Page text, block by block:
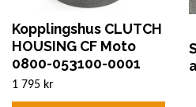
Kopplingshus CLUTCH
HOUSING CF Moto
0800-053100-0001
1 795 kr